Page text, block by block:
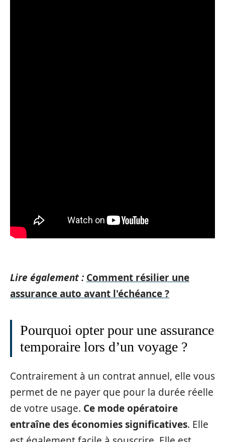
Lire également : Comment résilier une
assurance auto avant l'échéance ?
Pourquoi opter pour une assurance
temporaire lors d’un voyage ?
Contrairement à un contrat annuel, elle vous
permet de ne payer que pour la durée réelle
de votre usage. Ce mode opératoire
entraîne des économies significatives. Elle